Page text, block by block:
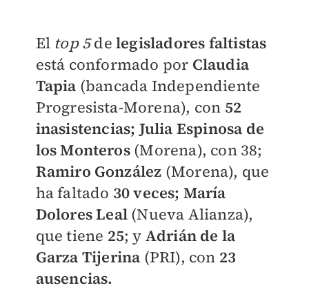
El top 5de legisladores faltistas
está conformado por Claudia
Tapia (bancada Independiente
Progresista-Morena), con 52
inasistencias; Julia Espinosa de
los Monteros (Morena), con 38;
Ramiro González (Morena), que
ha faltado 30 veces; María
Dolores Leal(Nueva Alianza),
que tiene 25; y Adrián de la
Garza Tijerina (PRI), con 23
ausencias.